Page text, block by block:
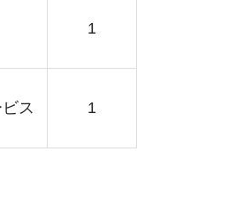
1
ス 1